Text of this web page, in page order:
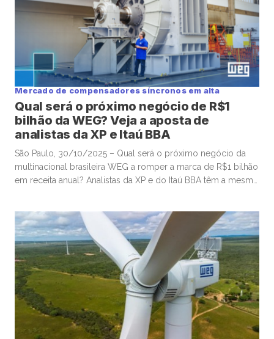
Mercado de compensadores síncronos em alta
Qual será o próximo negócio de R$1
bilhão da WEG? Veja a aposta de
analistas da XP e Itaú BBA
São Paulo, 30/10/2025 – Qual será o próximo negócio da
multinacional brasileira WEG a romper a marca de R$1 bilhão
em receita anual? Analistas da XP e do Itaú BBA têm a mesma
acelerado da participação […]